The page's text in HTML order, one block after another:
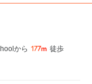
から 177m 徒歩